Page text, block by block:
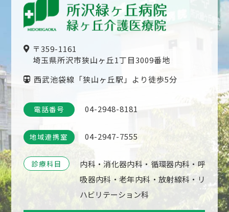
〒359-1161
埼玉県所沢市狭山ヶ丘1丁目3009番地
西武池袋線「狭山ヶ丘駅」より徒歩5分
電話番号 04-2948-8181
地域連携室 04-2947-7555
診療科目
内科・消化器内科・循環器内科・呼
吸器内科・老年内科・放射線科・リ
ハビリテーション科